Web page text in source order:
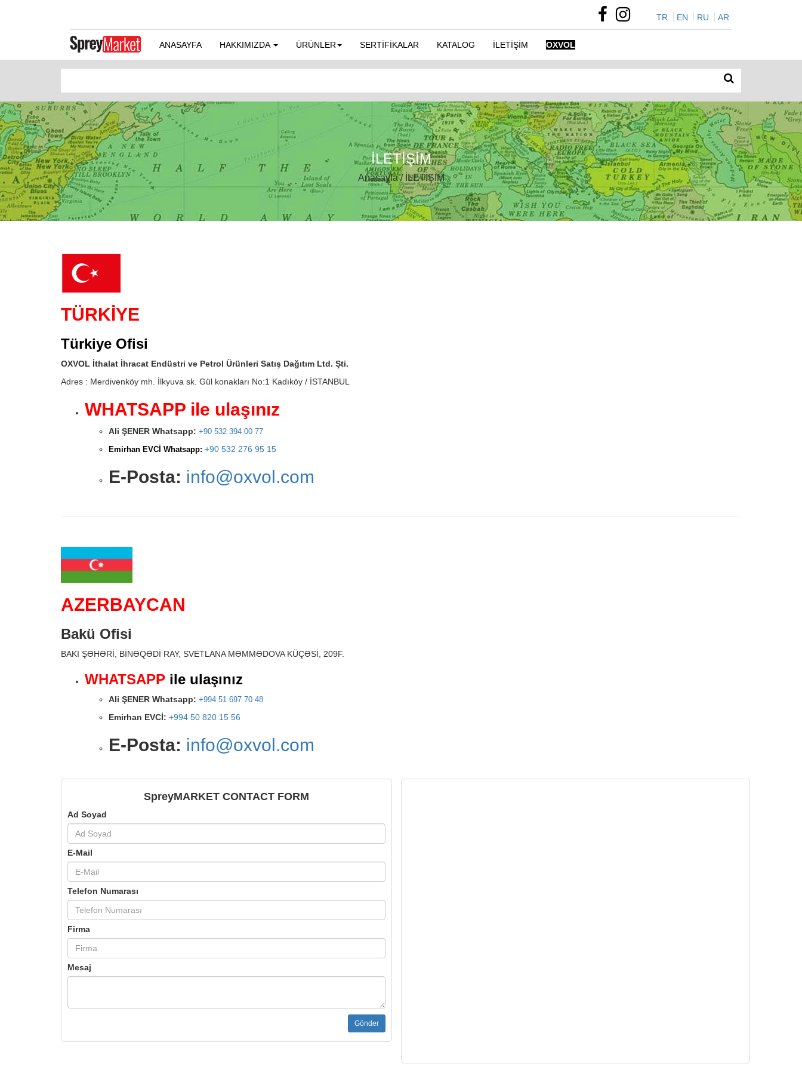
TR EN RU AR
ANASAYFA HAKKIMIZDA ÜRÜNLER SERTİFİKALAR KATALOG İLETİŞİM OXVOL
İLETİŞİM
Anasayfa / İLETİŞİM
TÜRKİYE
Türkiye Ofisi
OXVOL İthalat İhracat Endüstri ve Petrol Ürünleri Satış Dağıtım Ltd. Şti.
Adres : Merdivenköy mh. İlkyuva sk. Gül konakları No:1 Kadıköy / İSTANBUL
WHATSAPP ile ulaşınız
​Ali ŞENER Whatsapp: +90 532 394 00 77
Emirhan EVCİ Whatsapp: +90 532 276 95 15
E-Posta: info@oxvol.com
AZERBAYCAN
Bakü Ofisi
BAKI ŞƏHƏRİ, BİNƏQƏDİ RAY, SVETLANA MƏMMƏDOVA KÜÇƏSİ, 209F.
WHATSAPP ile ulaşınız
Ali ŞENER Whatsapp: +994 51 697 70 48
Emirhan EVCİ: +994 50 820 15 56
E-Posta: info@oxvol.com
SpreyMARKET CONTACT FORM
Ad Soyad
E-Mail
Telefon Numarası
Firma
Mesaj